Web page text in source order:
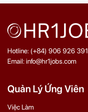
Hotline: (+84) 906 926 391
Email: info@hr1jobs.com
Quản Lý Ứng Viên
Việc Làm